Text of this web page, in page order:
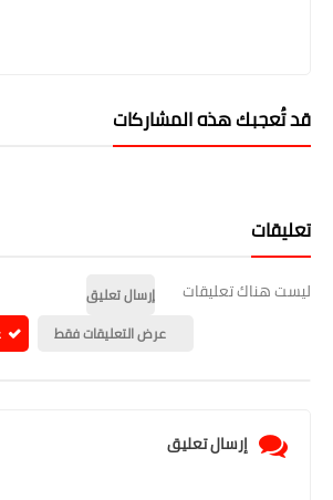
قد تُعجبك هذه المشاركات
تعليقات
ليست هناك تعليقات
إرسال تعليق
عرض التعليقات فقط
إرسال تعليق